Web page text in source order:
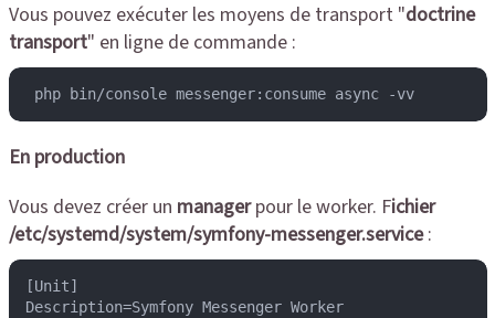
Vous pouvez exécuter les moyens de transport "doctrine
transport" en ligne de commande :
php bin/console messenger:consume async -vv
En production
Vous devez créer un managerpour le worker. Fichier
/etc/systemd/system/symfony-messenger.service:
[Unit]
Description=Symfony Messenger Worker